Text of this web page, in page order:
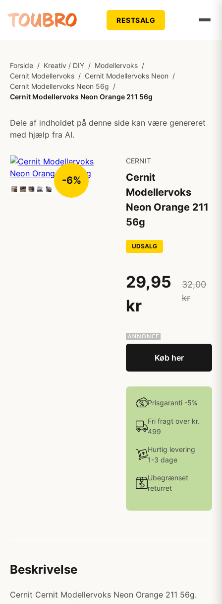
RESTSALG
Forside / Kreativ / DIY / Modellervoks /
Cernit Modellervoks / Cernit Modellervoks Neon /
Cernit Modellervoks Neon 56g /
Cernit Modellervoks Neon Orange 211 56g
Dele af indholdet på denne side kan være genereret
med hjælp fra AI.
-6%
CERNIT
Cernit
Modellervoks
Neon Orange 211
56g
UDSALG
29,95
kr
32,00
kr
Køb her
Prisgaranti -5%
Fri fragt over kr.
499
Hurtig levering
1-3 dage
Ubegrænset
returret
Beskrivelse
Cernit Cernit Modellervoks Neon Orange 211 56g.